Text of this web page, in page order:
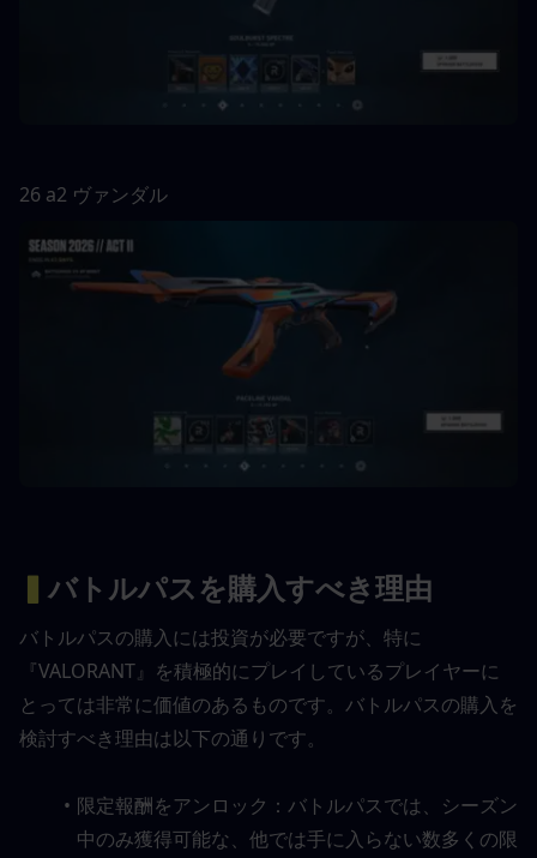
26 a2 ヴァンダル
▍ バトルパスを購入すべき理由
バトルパスの購入には投資が必要ですが、特に
『VALORANT』を積極的にプレイしているプレイヤーに
とっては非常に価値のあるものです。バトルパスの購入を
検討すべき理由は以下の通りです。
限定報酬をアンロック：バトルパスでは、シーズン
中のみ獲得可能な、他では手に入らない数多くの限